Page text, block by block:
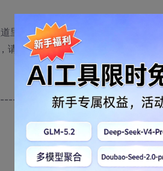
里下载东西的时候，想点击某个资
问大家这是为什么呢？